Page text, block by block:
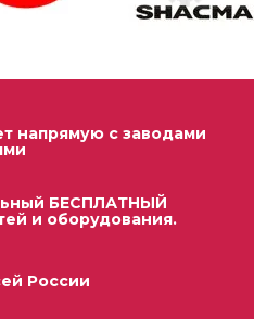
напрямую с заводами
БЕСПЛАТНЫЙ
и оборудования.
России